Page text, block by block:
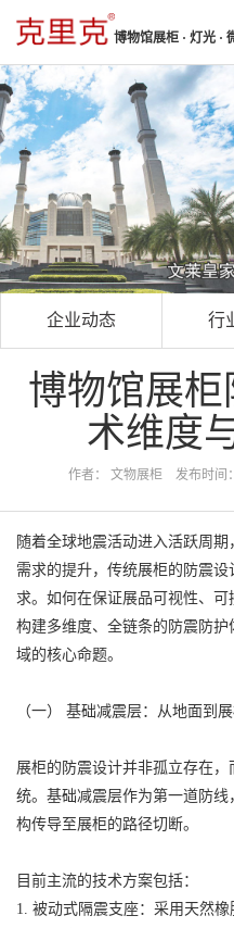
博物馆展柜 · 灯光 ·
企业动态 行
博物馆展
术维度
作者： 文物展柜 发布时间
随着全球地震活动进入活跃周
需求的提升，传统展柜的防震
求。如何在保证展品可视性、可
构建多维度、全链条的防震防
域的核心命题。
（一） 基础减震层：从地面到
展柜的防震设计并非孤立存在
统。基础减震层作为第一道防
构传导至展柜的路径切断。
目前主流的技术方案包括：
1. 被动式隔震支座：采用天然